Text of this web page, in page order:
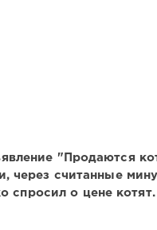
"Продаются
через считанные
спросил о цене котят.